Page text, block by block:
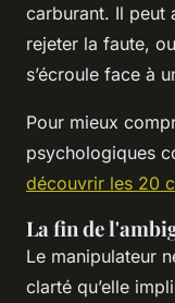
carburant. Il peut
rejeter la faute,
s’écroule face à
Pour mieux
psychologiques
découvrir les 20
La fin de
Le manipulateur
clarté qu’elle